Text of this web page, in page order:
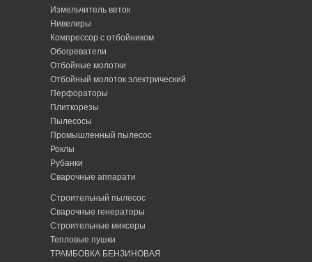
Измельчитель веток
Нивелиры
Компрессор с отбойником
Обогреватели
Отбойные молотки
Отбойный молоток электрический
Перфораторы
Плиткорезы
Пылесосы
Промышленный пылесос
Роклы
Рубанки
Сварочные аппарати
Строительный пылесос
Сварочные генераторы
Строительные миксеры
Тепловые пушки
ТРАМБОВКА БЕНЗИНОВАЯ